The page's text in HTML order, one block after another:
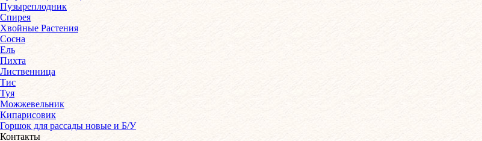
Пузыреплодник
Спирея
Хвойные Растения
Сосна
Ель
Пихта
Лиственница
Тис
Туя
Можжевельник
Кипарисовик
Горшок для рассады новые и Б/У
Контакты